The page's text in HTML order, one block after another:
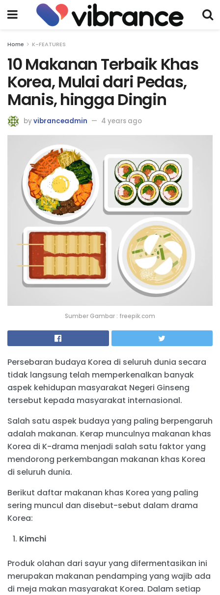
Home K-FEATURES
10 Makanan Terbaik Khas
Korea, Mulai dari Pedas,
Manis, hingga Dingin
byvibranceadmin 4 years ago
Sumber Gambar : freepik.com
Persebaran budaya Korea di seluruh dunia secara
tidak langsung telah memperkenalkan banyak
aspek kehidupan masyarakat Negeri Ginseng
tersebut kepada masyarakat internasional.
Salah satu aspek budaya yang paling berpengaruh
adalah makanan. Kerap munculnya makanan khas
Korea di K-drama menjadi salah satu faktor yang
mendorong perkembangan makanan khas Korea
di seluruh dunia.
Berikut daftar makanan khas Korea yang paling
sering muncul dan disebut-sebut dalam drama
Korea:
Kimchi
Produk olahan dari sayur yang difermentasikan ini
merupakan makanan pendamping yang wajib ada
di meja makan masyarakat Korea. Dalam setiap